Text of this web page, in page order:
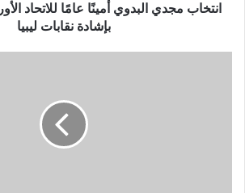
انتخاب مجدي البدوي أمينًا عامًا للاتحاد
بإشادة نقابات ليبيا